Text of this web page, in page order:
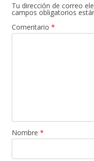
Tu dirección de correo
campos obligatorios
Comentario *
Nombre *